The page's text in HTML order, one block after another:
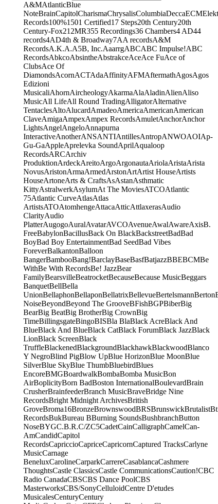
A&MAtlanticBlue
NoteBrainCapitolCharismaChrysalisColumbiaDeccaECM
Records100%1501 Certified17 Steps20th Century20th
Century-Fox21 2MR355 Recordings36 Chambers4 AD44
records4AD4th & Broadway7AA recordsA&M
RecordsA.K.A.A5B, Inc.AaarrgABCABC Impulse!ABC
RecordsAbkcoAbsintheAbstrakceAceAce FuAce of
ClubsAce Of
DiamondsAcornACTAdaAffinityAFMAftermathAgosAgos
Edizioni
MusicaliAhornAircheologyAkarmaAlaAladinAlienAliso
MusicAll LifeAll Round TradingAlligatorAlternative
TentaclesAltoAlucardAmadeoAmericaAmericanAmerican
ClaveAmigaAmpexAmpex RecordsAmuletAnchorAnchor
LightsAngelAngeloAnnapurna
InteractiveAnotherANSANTIAntillesAntropANWOAOIAp-
Gu-GaAppleAprelevka SoundAprilAqualoop
RecordsARCArchiv
ProduktionArdeckAreitoArgoArgonautaAriolaAristaArista
NovusAristonArmaArmedArstonArtArtist HouseArtists
HouseArtoneArts & CraftsAsAstanAsthmatic
KittyAstralwerkAsylumAt The MoviesATCOAtlantic
75Atlantic CurveAtlasAtlas
ArtistsATOAtomhengeAttacaAtticAttlaxerasAudio
ClarityAudio
PlatterAugogoAuralAvatarAVCOAvenueAwalAwareAxisB.
FreeBabylonBacillusBack On BlackBackstreetBadBad
BoyBad Boy EntertainmentBad SeedBad Vibes
ForeverBalkantonBalloon
BangerBambooBang!BarclayBaseBasfBatjazzBBEBCMBe
WithBe With RecordsBe! JazzBear
FamilyBearsvilleBeatrocketBecauseBecause MusicBeggars
BanquetBellBella
UnionBellaphonBellaponBellatrixBellevueBertelsmannBerton
NoiseBeyondBeyond The GrooveBFishBGPBiberBig
BearBig BeatBig BrotherBig CrownBig
TimeBillingsgateBingoBISBla BlaBlack AcreBlack And
BlueBlack And BlueBlack CatBlack ForumBlack JazzBlack
LionBlack ScreenBlack
TruffleBlackenedBlackgroundBlackhawkBlackwoodBlanco
Y NegroBlind PigBlow UpBlue HorizonBlue MoonBlue
SilverBlue SkyBlue ThumbBluebirdBlues
EncoreBMGBoardwalkBombaBomba MusicBon
AirBoplicityBorn BadBoston InternationalBoulevardBrain
CrusherBrainfeederBranch MusicBraveBridge Nine
RecordsBright Midnight ArchivesBritish
GroveBroma16BronzeBrownswoodBRSBrunswickBrutalist
RecordsBukBureau BBurning SoundsBushbranchButton
NoseBYGC.B.R.C/ZC5CadetCainCalligraphCamelCan-
AmCandidCapitol
RecordsCapriccioCapriceCapricornCaptured TracksCarlyne
MusicCarnage
BeneluxCarolineCarparkCarrereCasablancaCashmere
ThoughtsCastle ClassicsCastle CommunicationsCaution!CBC
Radio CanadaCBSCBS Dance PoolCBS
MasterworksCBS/SonyCelluloidCentre D'etudes
MusicalesCenturyCentury